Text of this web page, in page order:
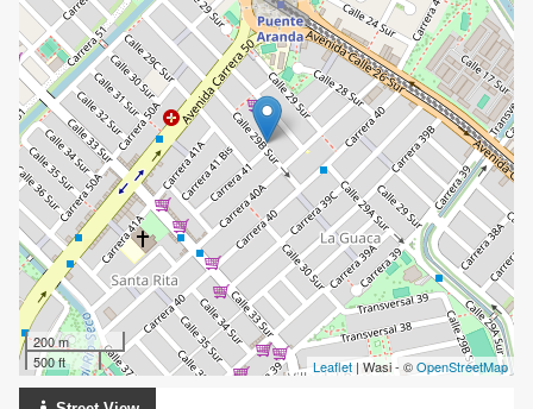
200 m
500 ft
Leaflet | Wasi - ©OpenStreetMap